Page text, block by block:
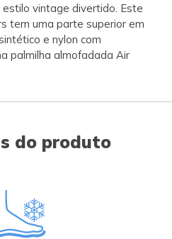
vintage divertido. Este
tem uma parte superior em
e nylon com
palmilha almofadada Air
do produto